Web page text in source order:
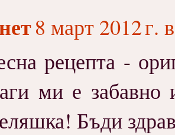
8 март 2012 г.
рецепта -
ми е забавно
Бъди